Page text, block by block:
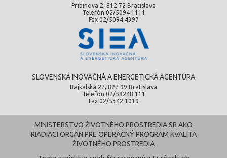
Pribinova 2, 812 72 Bratislava
Telefón 02/5094 1111
Fax 02/5094 4397
SLOVENSKÁ INOVAČNÁ A ENERGETICKÁ AGENTÚRA
Bajkalská 27, 827 99 Bratislava
Telefón 02/58248 111
Fax 02/5342 1019
MINISTERSTVO ŽIVOTNÉHO PROSTREDIA SR AKO
RIADIACI ORGÁN PRE OPERAČNÝ PROGRAM KVALITA
ŽIVOTNÉHO PROSTREDIA